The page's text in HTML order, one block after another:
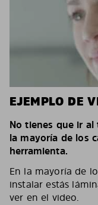
EJEMPLO DE
No tienes que ir al
la mayoría de los
herramienta.
En la mayoría de
instalar estás
ver en el video.